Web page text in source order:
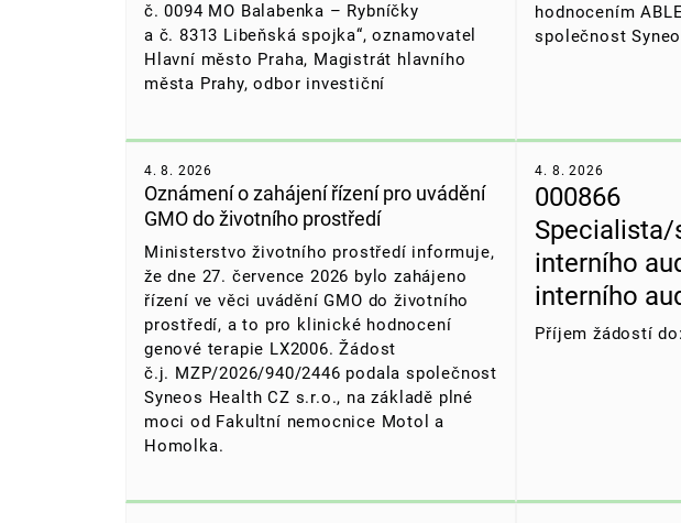
č. 0094 MO Balabenka – Rybníčky
a č. 8313 Libeňská spojka“, oznamovatel
Hlavní město Praha, Magistrát hlavního
města Prahy, odbor investiční
hodnocením
společnost
Oznámení o zahájení řízení pro uvádění
GMO do životního prostředí
Ministerstvo životního prostředí informuje,
že dne 27. července 2026 bylo zahájeno
řízení ve věci uvádění GMO do životního
prostředí, a to pro klinické hodnocení
genové terapie LX2006. Žádost
č.j. MZP/2026/940/2446 podala společnost
Syneos Health CZ s.r.o., na základě plné
moci od Fakultní nemocnice Motol a
Homolka.
4. 8. 2026
000866
interního
interního
Příjem žádostí
4. 8. 2026